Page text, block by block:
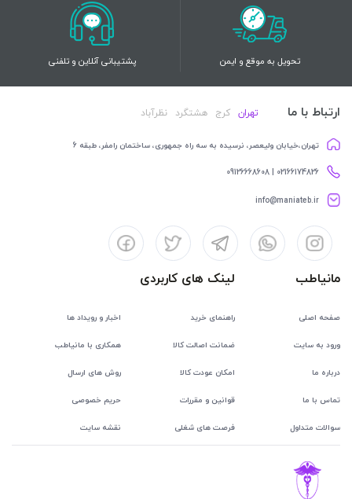
تحویل به موقع و ایمن پشتیبانی آنلاین و تلفنی
ارتباط با ما تهران کرج هشتگرد نظرآباد
تهران،خیابان ولیعصر، نرسیده به سه راه جمهوری، ساختمان رامفر، طبقه 6
02166174826 | 09126668608
info@maniateb.ir
مانیاطب
صفحه اصلی
ورود به سایت
درباره ما
تماس با ما
سوالات متداول
لینک های کاربردی
راهنمای خرید اخبار و رویداد ها
ضمانت اصالت کالا همکاری با مانیاطب
امکان عودت کالا روش های ارسال
قوانین و مقررات حریم خصوصی
فرصت های شغلی نقشه سایت